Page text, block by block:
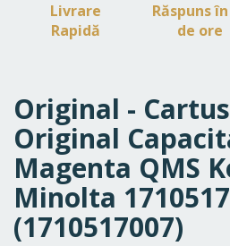
Livrare
Rapidă
Răspuns
de ore
Original -
Original
Magenta QMS
Minolta
(1710517007)